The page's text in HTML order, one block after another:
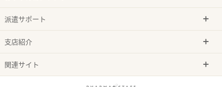
派遣サポート
支店紹介
関連サイト